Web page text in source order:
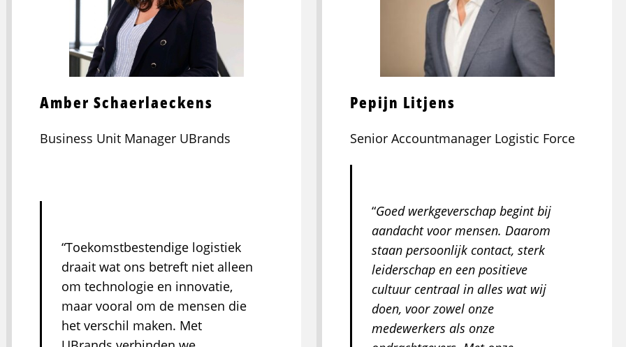
Amber Schaerlaeckens
Business Unit Manager UBrands
Toekomstbestendige logistiek
draait wat ons betreft niet alleen
om technologie en innovatie,
maar vooral om de mensen die
het verschil maken. Met
Pepijn Litjens
Senior Accountmanager Logistic Force
Goed werkgeverschap begint bij
aandacht voor mensen. Daarom
staan persoonlijk contact, sterk
leiderschap en een positieve
cultuur centraal in alles wat wij
doen, voor zowel onze
medewerkers als onze